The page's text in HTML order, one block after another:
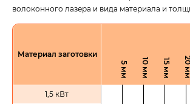
волоконного лазера и вида материала и
Материал заготовки
1,5 кВт